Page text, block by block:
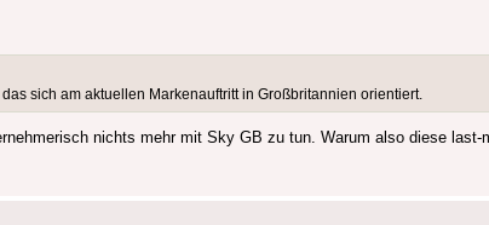
sich am aktuellen Markenauftritt in Großbritannien orientiert.
nichts mehr mit Sky GB zu tun. Warum also diese last-